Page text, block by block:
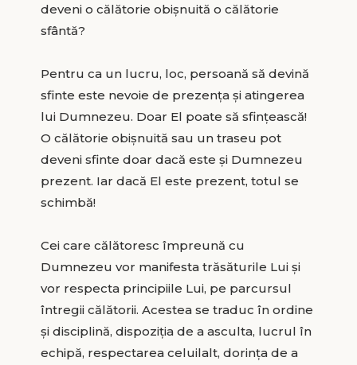
deveni o călătorie obișnuită o călătorie
sfântă?
Pentru ca un lucru, loc, persoană să devină
sfinte este nevoie de prezența și atingerea
lui Dumnezeu. Doar El poate să sfințească!
O călătorie obișnuită sau un traseu pot
deveni sfinte doar dacă este și Dumnezeu
prezent. Iar dacă El este prezent, totul se
schimbă!
Cei care călătoresc împreună cu
Dumnezeu vor manifesta trăsăturile Lui și
vor respecta principiile Lui, pe parcursul
întregii călătorii. Acestea se traduc în ordine
și disciplină, dispoziția de a asculta, lucrul în
echipă, respectarea celuilalt, dorința de a